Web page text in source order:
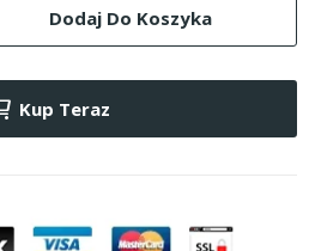
Dodaj Do Koszyka
Kup Teraz